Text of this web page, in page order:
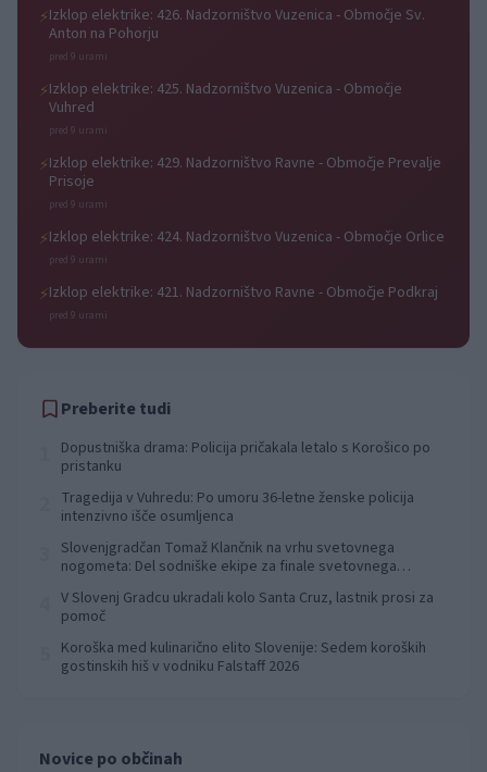
⚡Izklop elektrike: 426. Nadzorništvo Vuzenica - Območje Sv.
Anton na Pohorju
pred 9 urami
⚡Izklop elektrike: 425. Nadzorništvo Vuzenica - Območje
Vuhred
pred 9 urami
⚡Izklop elektrike: 429. Nadzorništvo Ravne - Območje Prevalje
Prisoje
pred 9 urami
⚡Izklop elektrike: 424. Nadzorništvo Vuzenica - Območje Orlice
pred 9 urami
⚡Izklop elektrike: 421. Nadzorništvo Ravne - Območje Podkraj
pred 9 urami
Preberite tudi
Dopustniška drama: Policija pričakala letalo s Korošico po
pristanku
Tragedija v Vuhredu: Po umoru 36-letne ženske policija
intenzivno išče osumljenca
Slovenjgradčan Tomaž Klančnik na vrhu svetovnega
nogometa: Del sodniške ekipe za finale svetovnega
V Slovenj Gradcu ukradali kolo Santa Cruz, lastnik prosi za
pomoč
Koroška med kulinarično elito Slovenije: Sedem koroških
gostinskih hiš v vodniku Falstaff 2026
Novice po občinah